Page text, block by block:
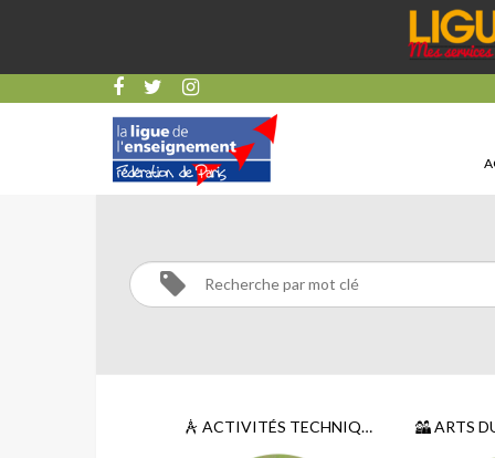
CATÉGORIES
ACTIVITÉS TECHNIQUES ET SCIENTIFIQUES ARTS